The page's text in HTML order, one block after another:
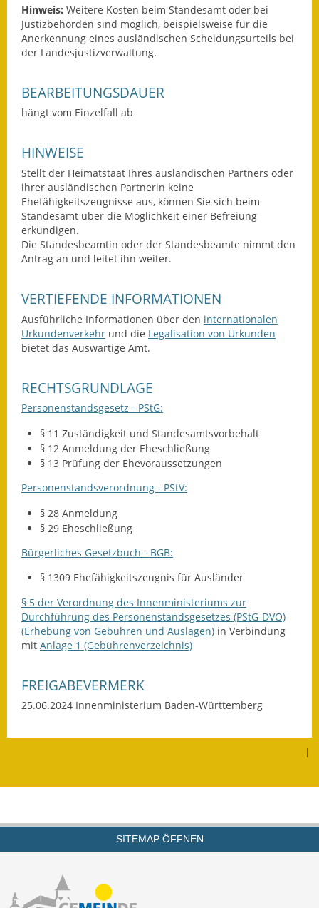
Mietspiegel
Rückstausicherung von
Hochwassergefahrenkarte
Grundschule &
Kernzeitbetreuung
Bevölkerungsschutz
Nahverkehr
Ver- & Entsorgung
Breitbandausbau
Klimaschutzagentur
Freizeit
Kirchen
Termine &
Veranstaltungen
Vereine
Wirtschaft
Hinweis: Weitere Kosten beim Standesamt oder bei
Justizbehörden sind möglich, beispielsweise für die
Anerkennung eines ausländischen Scheidungsurteils bei
der Landesjustizverwaltung.
BEARBEITUNGSDAUER
hängt vom Einzelfall ab
HINWEISE
Stellt der Heimatstaat Ihres ausländischen Partners oder
ihrer ausländischen Partnerin keine
Ehefähigkeitszeugnisse aus, können Sie sich beim
Standesamt über die Möglichkeit einer Befreiung
erkundigen.
Die Standesbeamtin oder der Standesbeamte nimmt den
Antrag an und leitet ihn weiter.
VERTIEFENDE INFORMATIONEN
Ausführliche Informationen über den internationalen
Urkundenverkehr und die Legalisation von Urkunden
bietet das Auswärtige Amt.
RECHTSGRUNDLAGE
Personenstandsgesetz - PStG:
§ 11 Zuständigkeit und Standesamtsvorbehalt
§ 12 Anmeldung der Eheschließung
§ 13 Prüfung der Ehevoraussetzungen
Personenstandsverordnung - PStV:
§ 28 Anmeldung
§ 29 Eheschließung
Bürgerliches Gesetzbuch - BGB:
§ 1309 Ehefähigkeitszeugnis für Ausländer
§ 5 der Verordnung des Innenministeriums zur
Durchführung des Personenstandsgesetzes (PStG-DVO)
(Erhebung von Gebühren und Auslagen) in Verbindung
mit Anlage 1 (Gebührenverzeichnis)
FREIGABEVERMERK
25.06.2024 Innenministerium Baden-Württemberg
|
SITEMAP ÖFFNEN